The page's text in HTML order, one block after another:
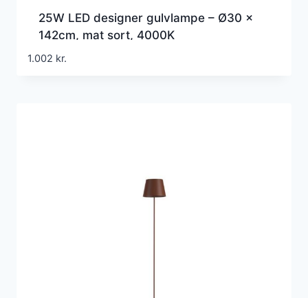
25W LED designer gulvlampe – Ø30 x
142cm, mat sort, 4000K
1.002 kr.